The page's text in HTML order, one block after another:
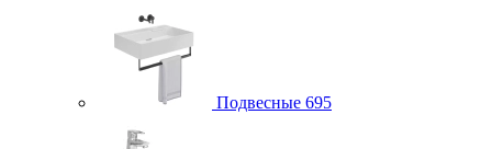
Подвесные 695